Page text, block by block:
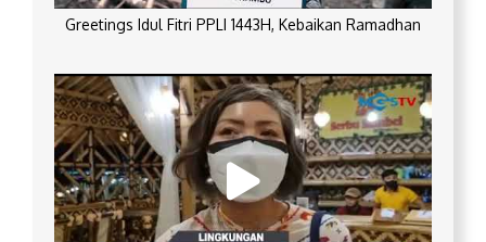
Greetings Idul Fitri PPLI 1443H, Kebaikan Ramadhan